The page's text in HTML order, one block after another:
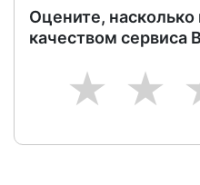
Оцените,
качеством сервиса
2
1